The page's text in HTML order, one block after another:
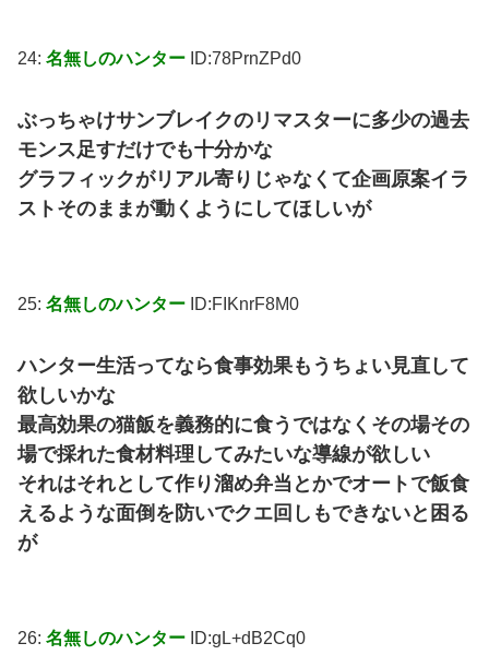
24: 名無しのハンター ID:78PrnZPd0
ぶっちゃけサンブレイクのリマスターに多少の過去
モンス足すだけでも十分かな
グラフィックがリアル寄りじゃなくて企画原案イラ
ストそのままが動くようにしてほしいが
25: 名無しのハンター ID:FIKnrF8M0
ハンター生活ってなら食事効果もうちょい見直して
欲しいかな
最高効果の猫飯を義務的に食うではなくその場その
場で採れた食材料理してみたいな導線が欲しい
それはそれとして作り溜め弁当とかでオートで飯食
えるような面倒を防いでクエ回しもできないと困る
が
26: 名無しのハンター ID:gL+dB2Cq0